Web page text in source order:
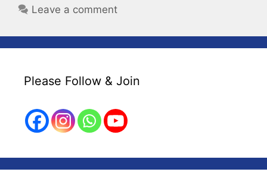
Leave a comment
Please Follow & Join